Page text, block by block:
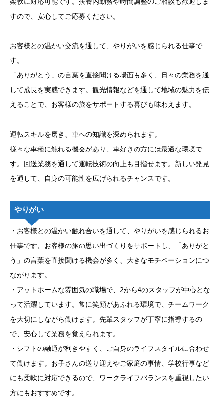
すので、安心してご応募ください。
お客様との温かい交流を通して、やりがいを感じられる仕事で
す。
「ありがとう」の言葉を直接聞ける場面も多く、日々の業務を通
して成長を実感できます。観光情報などを通して地域の魅力を伝
えることで、お客様の旅をサポートする喜びも味わえます。
運転スキルを磨き、車への知識を深められます。
様々な車種に触れる機会があり、車好きの方には最適な環境で
す。回送業務を通して運転技術の向上も目指せます。新しい発見
を通して、自身の可能性を広げられるチャンスです。
やりがい
・お客様との温かい触れ合いを通して、やりがいを感じられるお
仕事です。お客様の旅の思い出づくりをサポートし、「ありがと
う」の言葉を直接聞ける機会が多く、大きなモチベーションにつ
ながります。
・アットホームな雰囲気の職場で、2から4のスタッフが中心とな
って活躍しています。常に笑顔があふれる環境で、チームワーク
を大切にしながら働けます。先輩スタッフが丁寧に指導するの
で、安心して業務を覚えられます。
・シフトの融通が利きやすく、ご自身のライフスタイルに合わせ
て働けます。お子さんの送り迎えやご家庭の事情、学校行事など
にも柔軟に対応できるので、ワークライフバランスを重視したい
方にもおすすめです。